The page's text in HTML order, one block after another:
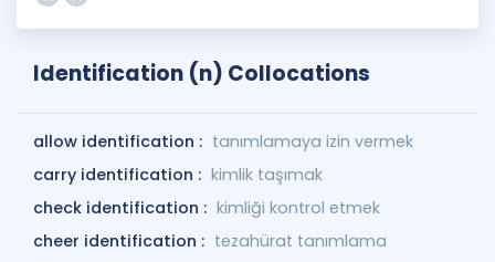
Identification (n) Collocations
allow identification : tanımlamaya izin vermek
carry identification : kimlik taşımak
check identification : kimliği kontrol etmek
cheer identification : tezahürat tanımlama